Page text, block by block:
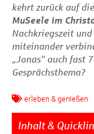
kehrt zurück auf
MuSeele im
Nachkriegszeit
miteinander
„Jonas“ auch fast
Gesprächsthema?
erleben & genießen
Inhalt &